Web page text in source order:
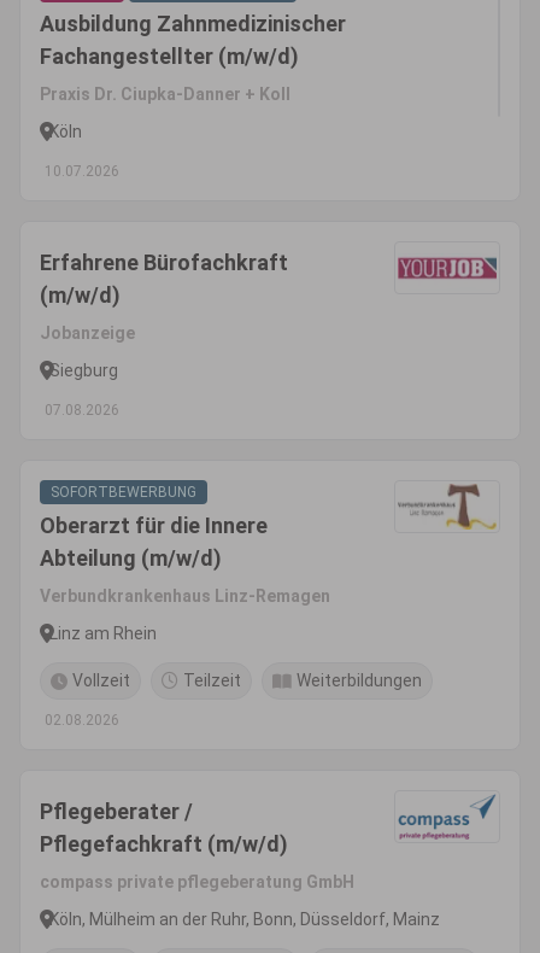
Ausbildung Zahnmedizinischer
Fachangestellter (m/w/d)
Praxis Dr. Ciupka-Danner + Koll
Köln
10.07.2026
Erfahrene Bürofachkraft
(m/w/d)
Jobanzeige
Siegburg
07.08.2026
SOFORTBEWERBUNG
Oberarzt für die Innere
Abteilung (m/w/d)
Verbundkrankenhaus Linz-Remagen
Linz am Rhein
Vollzeit Teilzeit Weiterbildungen
02.08.2026
Pflegeberater /
Pflegefachkraft (m/w/d)
compass private pflegeberatung GmbH
Köln, Mülheim an der Ruhr, Bonn, Düsseldorf, Mainz